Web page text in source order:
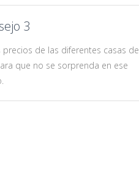
3
precios de las diferentes casas de
que no se sorprenda en ese